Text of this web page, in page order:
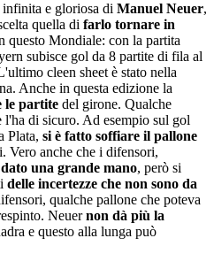
e gloriosa di Manuel Neuer,
quella di farlo tornare in
questo Mondiale: con la partita
subisce gol da 8 partite di fila al
cleen sheet è stato nella
Anche in questa edizione la
le partite del girone. Qualche
di sicuro. Ad esempio sul gol
Plata, si è fatto soffiare il pallone
Vero anche che i difensori,
una grande mano, però si
delle incertezze che non sono da
qualche pallone che poteva
Neuernon dà più la
e questo alla lunga può